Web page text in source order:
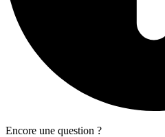
Encore une question ?